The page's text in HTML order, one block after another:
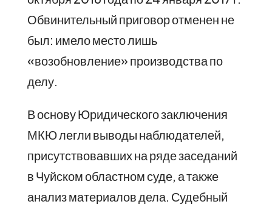
Обвинительный приговор отменен не
был: имело место лишь
«возобновление» производства по
делу.
В основу Юридического заключения
МКЮ легли выводы наблюдателей,
присутствовавших на ряде заседаний
в Чуйском областном суде, а также
анализ материалов дела. Судебный